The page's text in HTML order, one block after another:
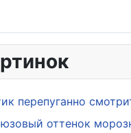
перепуганно
оттенок